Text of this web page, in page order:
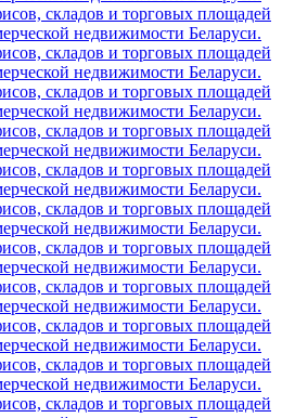
складов и торговых площадей
недвижимости Беларуси.
складов и торговых площадей
недвижимости Беларуси.
складов и торговых площадей
недвижимости Беларуси.
складов и торговых площадей
недвижимости Беларуси.
складов и торговых площадей
недвижимости Беларуси.
складов и торговых площадей
недвижимости Беларуси.
складов и торговых площадей
недвижимости Беларуси.
складов и торговых площадей
недвижимости Беларуси.
складов и торговых площадей
недвижимости Беларуси.
складов и торговых площадей
недвижимости Беларуси.
складов и торговых площадей